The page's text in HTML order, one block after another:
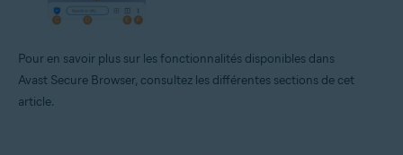
Pour en savoir plus sur les fonctionnalités disponibles dans
Avast Secure Browser, consultez les différentes sections de cet
article.